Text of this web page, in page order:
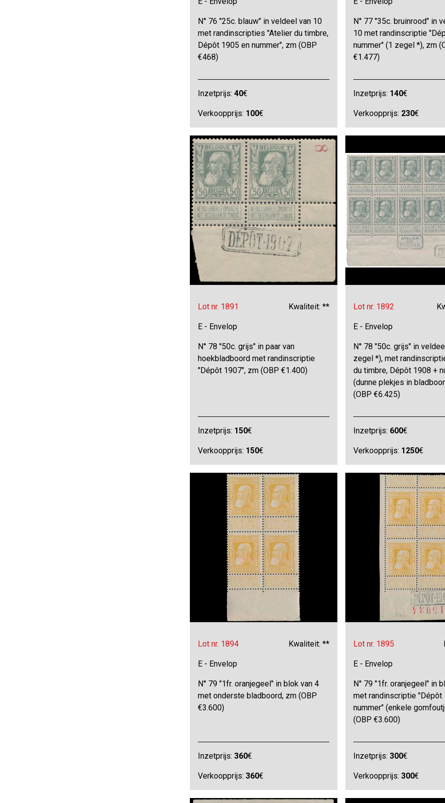
N° 76 "25c. blauw" in veldeel van 10
met randinscripties "Atelier du timbre,
Dépôt 1905 en nummer", zm (OBP
€468)
Inzetprijs:40€
Verkoopprijs: 100€
N° 77 "35c. bruinrood" in
10 met randinscriptie
nummer" (1 zegel *), zm
€1.477)
Inzetprijs: 140€
Verkoopprijs: 230€
Lot nr. 1891 Kwaliteit: **
E - Envelop
N° 78 "50c. grijs" in paar van
hoekbladboord met randinscriptie
"Dépôt 1907", zm (OBP €1.400)
Inzetprijs: 150€
Verkoopprijs: 150€
Lot nr. 1892
E - Envelop
N° 78 "50c. grijs" in
zegel *), met
du timbre, Dépôt 1908 +
(dunne plekjes in
(OBP €6.425)
Inzetprijs: 600€
Verkoopprijs: 1250€
Lot nr. 1894 Kwaliteit: **
E - Envelop
N° 79 "1fr. oranjegeel" in blok van 4
met onderste bladboord, zm (OBP
€3.600)
Inzetprijs:360€
Verkoopprijs:360€
Lot nr. 1895
E - Envelop
N° 79 "1fr. oranjegeel" in
met randinscriptie "Dépôt
nummer" (enkele
(OBP €3.600)
Inzetprijs: 300€
Verkoopprijs: 300€